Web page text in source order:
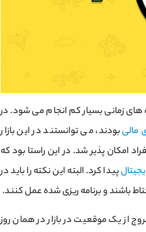
زمانی بسیار کم انجام می شود. در
مالیبودند، می توانستند در این بازار
امکان پذیر شد. در این راستا بود که
پیدا کرد. البته این نکته را باید در
باشند و برنامه ریزی شده عمل کنند.
از یک موقعیت در بازار در همان روز